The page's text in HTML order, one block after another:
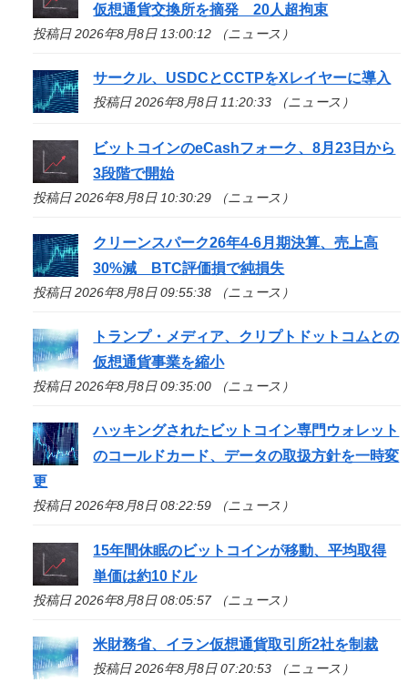
仮想通貨交換所を摘発 20人超拘束
投稿日 2026年8月8日 13:00:12 （ニュース）
サークル、USDCとCCTPをXレイヤーに導入
投稿日 2026年8月8日 11:20:33 （ニュース）
ビットコインのeCashフォーク、8月23日から
3段階で開始
投稿日 2026年8月8日 10:30:29 （ニュース）
クリーンスパーク26年4-6月期決算、売上高
30%減 BTC評価損で純損失
投稿日 2026年8月8日 09:55:38 （ニュース）
トランプ・メディア、クリプトドットコムとの
仮想通貨事業を縮小
投稿日 2026年8月8日 09:35:00 （ニュース）
ハッキングされたビットコイン専門ウォレット
のコールドカード、データの取扱方針を一時変
更
投稿日 2026年8月8日 08:22:59 （ニュース）
15年間休眠のビットコインが移動、平均取得
単価は約10ドル
投稿日 2026年8月8日 08:05:57 （ニュース）
米財務省、イラン仮想通貨取引所2社を制裁
投稿日 2026年8月8日 07:20:53 （ニュース）